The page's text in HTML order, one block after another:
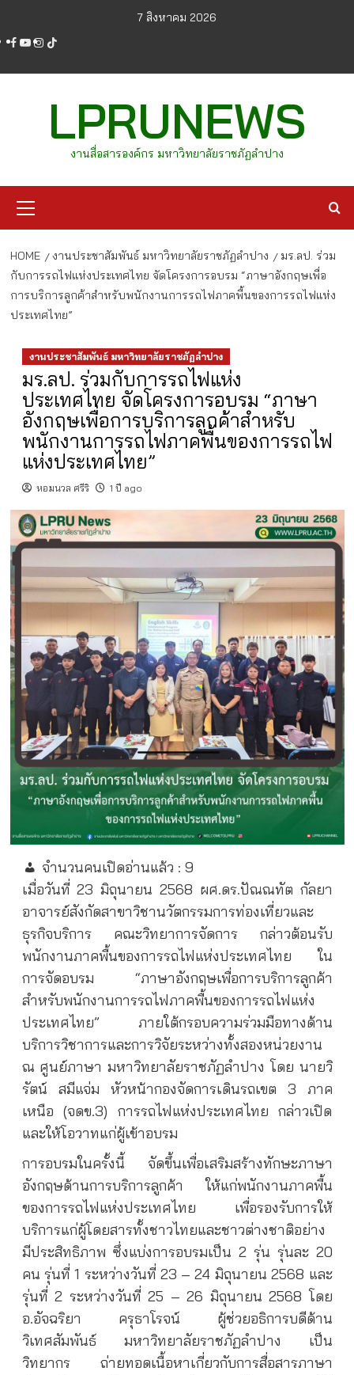
content
7 สิงหาคม 2026
facebook
youtube
instagram
tiktok
LPRUNEWS
งานสื่อสารองค์กร มหาวิทยาลัยราชภัฏลำปาง
Menu
HOME งานประชาสัมพันธ์ มหาวิทยาลัยราชภัฏลำปาง
มร.ลป. ร่วม
กับการรถไฟแห่งประเทศไทย จัดโครงการอบรม “ภาษาอังกฤษเพื่อ
การบริการลูกค้าสำหรับพนักงานการรถไฟภาคพื้นของการรถไฟแห่ง
ประเทศไทย”
งานประชาสัมพันธ์ มหาวิทยาลัยราชภัฏลำปาง
มร.ลป. ร่วมกับการรถไฟแห่ง
ประเทศไทย จัดโครงการอบรม “ภาษา
อังกฤษเพื่อการบริการลูกค้าสำหรับ
พนักงานการรถไฟภาคพื้นของการรถไฟ
แห่งประเทศไทย”
หอมนวล ศรีริ 1 ปี ago
จำนวนคนเปิดอ่านแล้ว : 9
เมื่อวันที่ 23 มิถุนายน 2568 ผศ.ดร.ปัณณทัต กัลยา
อาจารย์สังกัดสาขาวิชานวัตกรรมการท่องเที่ยวและ
ธุรกิจบริการ คณะวิทยาการจัดการ กล่าวต้อนรับ
พนักงานภาคพื้นของการรถไฟแห่งประเทศไทย ใน
การจัดอบรม “ภาษาอังกฤษเพื่อการบริการลูกค้า
สำหรับพนักงานการรถไฟภาคพื้นของการรถไฟแห่ง
ประเทศไทย” ภายใต้กรอบความร่วมมือทางด้าน
บริการวิชาการและการวิจัยระหว่างทั้งสองหน่วยงาน
ณ ศูนย์ภาษา มหาวิทยาลัยราชภัฏลำปาง โดย นายวิ
รัตน์ สมีแจ่ม หัวหน้ากองจัดการเดินรถเขต 3 ภาค
เหนือ (จดข.3) การรถไฟแห่งประเทศไทย กล่าวเปิด
และให้โอวาทแก่ผู้เข้าอบรม
การอบรมในครั้งนี้ จัดขึ้นเพื่อเสริมสร้างทักษะภาษา
อังกฤษด้านการบริการลูกค้า ให้แก่พนักงานภาคพื้น
ของการรถไฟแห่งประเทศไทย เพื่อรองรับการให้
บริการแก่ผู้โดยสารทั้งชาวไทยและชาวต่างชาติอย่าง
มีประสิทธิภาพ ซึ่งแบ่งการอบรมเป็น 2 รุ่น รุ่นละ 20
คน รุ่นที่ 1 ระหว่างวันที่ 23 – 24 มิถุนายน 2568 และ
รุ่นที่ 2 ระหว่างวันที่ 25 – 26 มิถุนายน 2568 โดย
อ.อัจฉริยา ครุธาโรจน์ ผู้ช่วยอธิการบดีด้าน
วิเทศสัมพันธ์ มหาวิทยาลัยราชภัฏลำปาง เป็น
วิทยากร ถ่ายทอดเนื้อหาเกี่ยวกับการสื่อสารภาษา